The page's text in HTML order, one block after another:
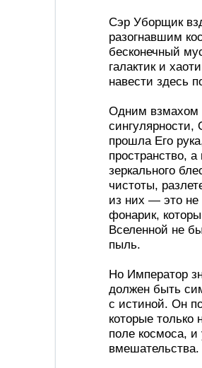
Сэр Уборщик
разогнавшим
бесконечный
галактик и
навести здесь
Одним взмахом
сингулярности,
прошла Его
пространство,
зеркального
чистоты,
из них — это не
фонарик,
Вселенной не
пыль.
Но Император
должен быть
с истиной. Он
которые
поле космоса,
вмешательства.